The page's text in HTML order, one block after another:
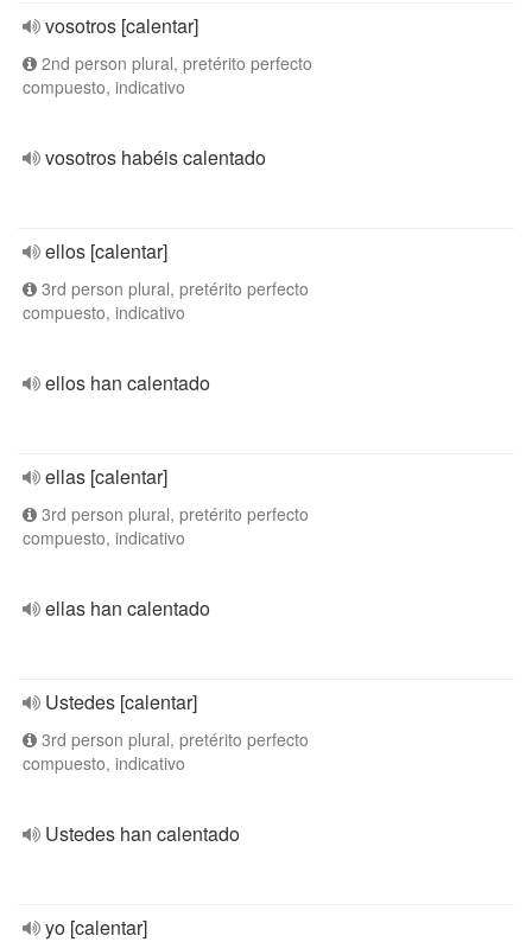
vosotros [calentar]
2nd person plural, pretérito perfecto
compuesto, indicativo
vosotros habéis calentado
ellos [calentar]
3rd person plural, pretérito perfecto
compuesto, indicativo
ellos han calentado
ellas [calentar]
3rd person plural, pretérito perfecto
compuesto, indicativo
ellas han calentado
Ustedes [calentar]
3rd person plural, pretérito perfecto
compuesto, indicativo
Ustedes han calentado
yo [calentar]